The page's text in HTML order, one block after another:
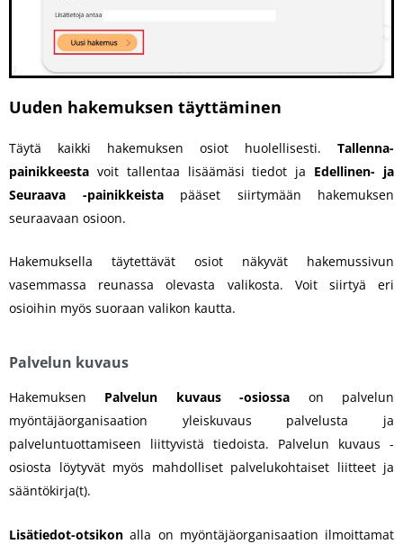
Uuden hakemuksen täyttäminen
Täytä kaikki hakemuksen osiot huolellisesti. Tallenna-
painikkeesta voit tallentaa lisäämäsi tiedot ja Edellinen- ja
Seuraava -painikkeistapääset siirtymään hakemuksen
seuraavaan osioon.
Hakemuksella täytettävät osiot näkyvät hakemussivun
vasemmassa reunassa olevasta valikosta. Voit siirtyä eri
osioihin myös suoraan valikon kautta.
Palvelun kuvaus
Hakemuksen Palvelun kuvaus -osiossa on palvelun
myöntäjäorganisaation yleiskuvaus palvelusta ja
palveluntuottamiseen liittyvistä tiedoista. Palvelun kuvaus -
osiosta löytyvät myös mahdolliset palvelukohtaiset liitteet ja
sääntökirja(t).
Lisätiedot-otsikon alla on myöntäjäorganisaation ilmoittamat